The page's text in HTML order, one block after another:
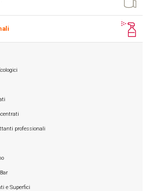
professionali
e Superfici